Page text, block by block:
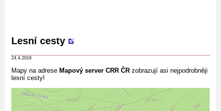
Lesní cesty
24.4.2016
Mapy na adrese Mapový server CRR ČR zobrazují asi nejpodrobněji
lesní cesty!